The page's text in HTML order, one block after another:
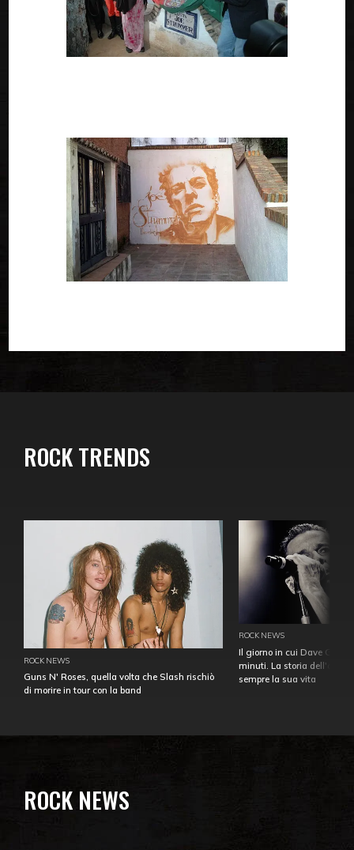
ROCK TRENDS
ROCK NEWS
Guns N' Roses, quella volta che Slash rischiò
di morire in tour con la band
ROCK NEWS
Il giorno in cui Dave
minuti. La storia
sempre la sua vita
ROCK NEWS